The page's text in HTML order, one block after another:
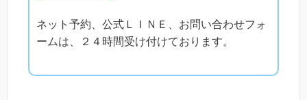
ネット予約、公式ＬＩＮＥ、お問い合わせフォ
ームは、２４時間受け付けております。